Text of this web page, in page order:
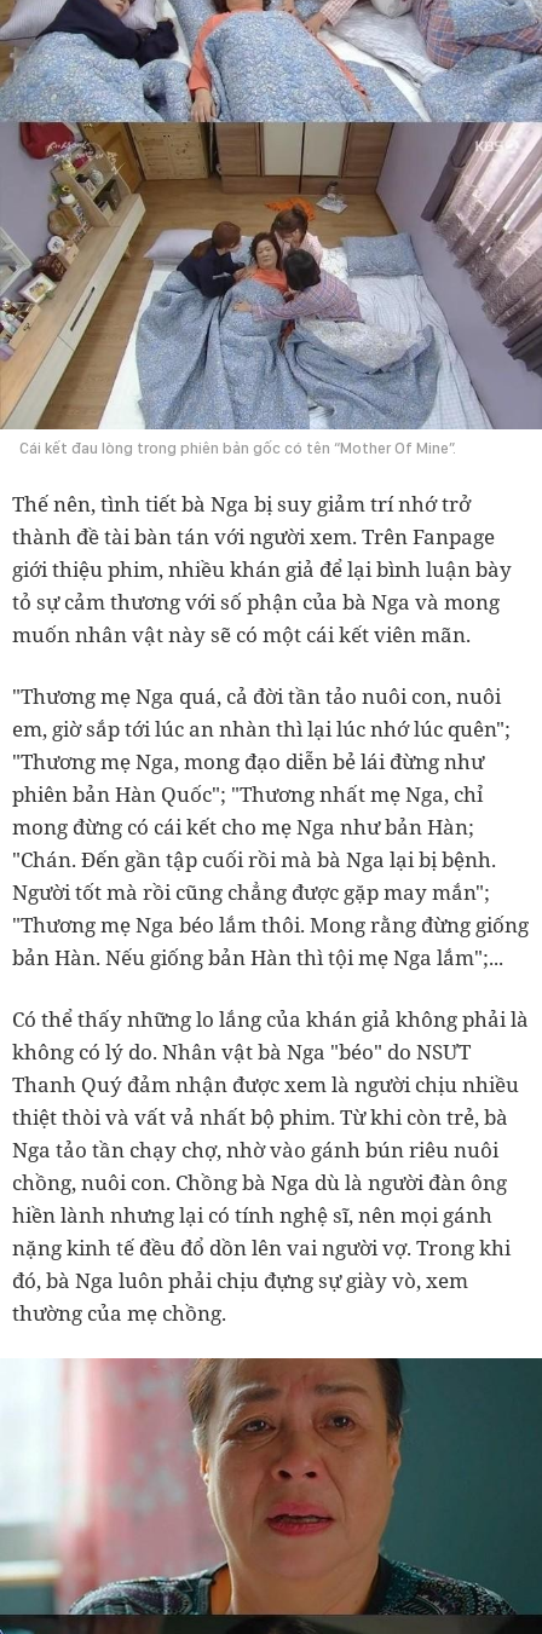
Cái kết đau lòng trong phiên bản gốc có tên “Mother Of Mine”.
Thế nên, tình tiết bà Nga bị suy giảm trí nhớ trở
thành đề tài bàn tán với người xem. Trên Fanpage
giới thiệu phim, nhiều khán giả để lại bình luận bày
tỏ sự cảm thương với số phận của bà Nga và mong
muốn nhân vật này sẽ có một cái kết viên mãn.
"Thương mẹ Nga quá, cả đời tần tảo nuôi con, nuôi
em, giờ sắp tới lúc an nhàn thì lại lúc nhớ lúc quên";
"Thương mẹ Nga, mong đạo diễn bẻ lái đừng như
phiên bản Hàn Quốc"; "Thương nhất mẹ Nga, chỉ
mong đừng có cái kết cho mẹ Nga như bản Hàn;
"Chán. Đến gần tập cuối rồi mà bà Nga lại bị bệnh.
Người tốt mà rồi cũng chẳng được gặp may mắn";
"Thương mẹ Nga béo lắm thôi. Mong rằng đừng giống
bản Hàn. Nếu giống bản Hàn thì tội mẹ Nga lắm";...
Có thể thấy những lo lắng của khán giả không phải là
không có lý do. Nhân vật bà Nga "béo" do NSƯT
Thanh Quý đảm nhận được xem là người chịu nhiều
thiệt thòi và vất vả nhất bộ phim. Từ khi còn trẻ, bà
Nga tảo tần chạy chợ, nhờ vào gánh bún riêu nuôi
chồng, nuôi con. Chồng bà Nga dù là người đàn ông
hiền lành nhưng lại có tính nghệ sĩ, nên mọi gánh
nặng kinh tế đều đổ dồn lên vai người vợ. Trong khi
đó, bà Nga luôn phải chịu đựng sự giày vò, xem
thường của mẹ chồng.